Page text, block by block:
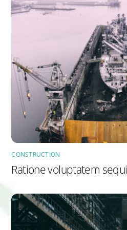
CONSTRUCTION
Ratione voluptatem sequi